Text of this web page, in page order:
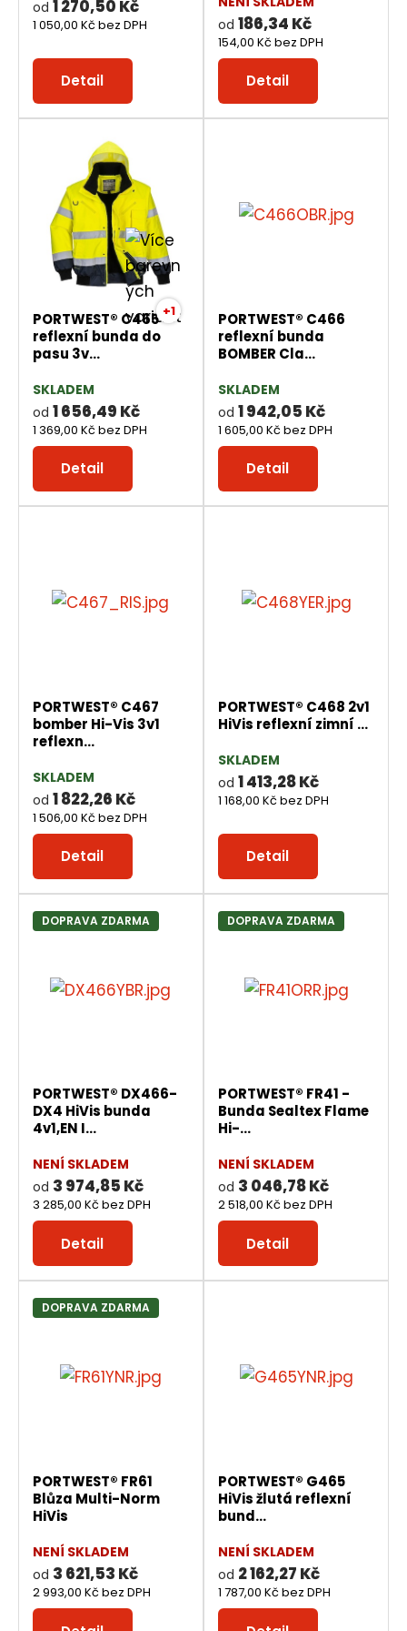
od 1 270,50 Kč
1 050,00 Kč bez DPH
Detail
od 186,34 Kč
154,00 Kč bez DPH
Detail
+1
PORTWEST® C465
reflexní bunda do
pasu 3v...
od 1 656,49 Kč
1 369,00 Kč bez DPH
Detail
SKLADEM
PORTWEST® C466
reflexní bunda
BOMBER Cla...
od 1 942,05 Kč
1 605,00 Kč bez DPH
Detail
SKLADEM
PORTWEST® C467
bomber Hi-Vis 3v1
reflexn...
od 1 822,26 Kč
1 506,00 Kč bez DPH
Detail
SKLADEM
PORTWEST® C468 2v1
HiVis reflexní zimní ...
od 1 413,28 Kč
1 168,00 Kč bez DPH
Detail
SKLADEM
DOPRAVA ZDARMA
PORTWEST® DX466-
DX4 HiVis bunda
4v1,EN I...
od 3 974,85 Kč
3 285,00 Kč bez DPH
Detail
NENÍ SKLADEM
DOPRAVA ZDARMA
PORTWEST® FR41 -
Bunda Sealtex Flame
Hi-...
od 3 046,78 Kč
2 518,00 Kč bez DPH
Detail
NENÍ SKLADEM
DOPRAVA ZDARMA
PORTWEST® FR61
Blůza Multi-Norm
HiVis
od 3 621,53 Kč
2 993,00 Kč bez DPH
NENÍ SKLADEM
PORTWEST® G465
HiVis žlutá reflexní
bund...
od 2 162,27 Kč
1 787,00 Kč bez DPH
NENÍ SKLADEM